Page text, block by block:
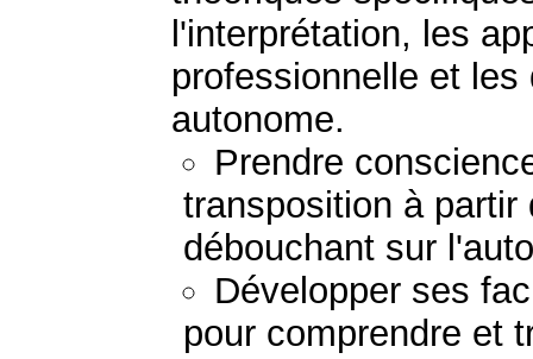
l'interprétation, les
professionnelle et
autonome.
Prendre
transposition à
débouchant sur
Développer ses
pour comprendre et